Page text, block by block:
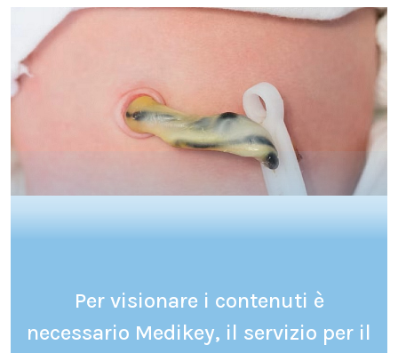
Per visionare i contenuti è
necessario Medikey, il servizio per il